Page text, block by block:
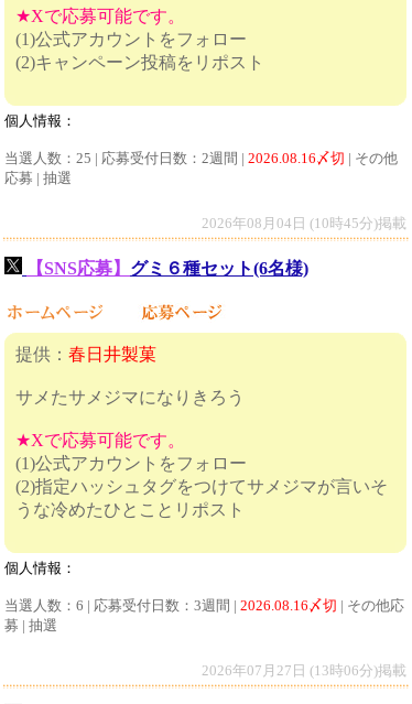
★Xで応募可能です。
(1)公式アカウントをフォロー
(2)キャンペーン投稿をリポスト
個人情報：
当選人数：25 | 応募受付日数：2週間 | 2026.08.16〆切 | その他
応募 | 抽選
2026年08月04日 (10時45分)掲載
【SNS応募】 グミ６種セット(6名様)
提供： 春日井製菓
サメたサメジマになりきろう
★Xで応募可能です。
(1)公式アカウントをフォロー
(2)指定ハッシュタグをつけてサメジマが言いそ
うな冷めたひとことリポスト
個人情報：
当選人数：6 | 応募受付日数：3週間 | 2026.08.16〆切 | その他応
募 | 抽選
2026年07月27日 (13時06分)掲載